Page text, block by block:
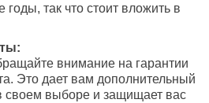
так что стоит вложить в
внимание на гарантии
Это дает вам дополнительный
своем выборе и защищает вас